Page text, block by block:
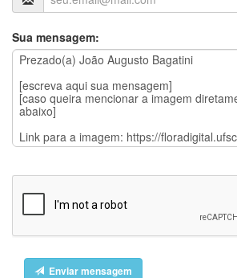
Sua mensagem:
Enviar mensagem